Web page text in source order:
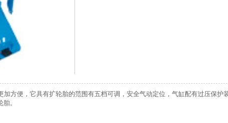
方便，它具有扩轮胎的范围有五档可调，安全气动定位，气缸配有过压保护
。